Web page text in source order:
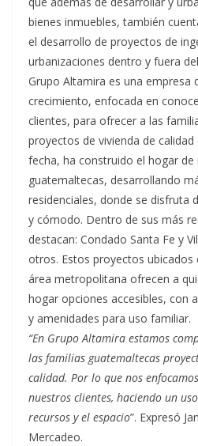
bienes inmuebles, también
el desarrollo de proyectos de
urbanizaciones dentro y fuera
Grupo Altamira es una empresa
crecimiento, enfocada en
clientes, para ofrecer a las
proyectos de vivienda de
fecha, ha construido el hogar
guatemaltecas, desarrollando
residenciales, donde se disfruta
y cómodo. Dentro de sus más
destacan: Condado Santa Fe y
otros. Estos proyectos ubicados
área metropolitana ofrecen a
hogar opciones accesibles, con
y amenidades para uso familiar.
“En Grupo Altamira estamos
las familias guatemaltecas
calidad. Por lo que nos
nuestros clientes, haciendo un
recursos y el espacio”. Expresó
Mercadeo.